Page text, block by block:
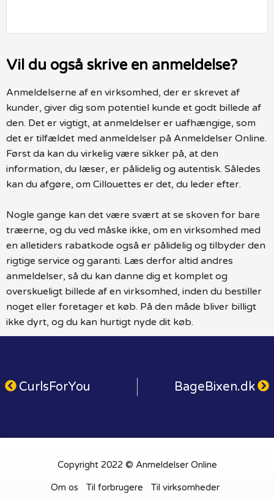
Vil du også skrive en anmeldelse?
Anmeldelserne af en virksomhed, der er skrevet af
kunder, giver dig som potentiel kunde et godt billede af
den. Det er vigtigt, at anmeldelser er uafhængige, som
det er tilfældet med anmeldelser på Anmeldelser Online.
Først da kan du virkelig være sikker på, at den
information, du læser, er pålidelig og autentisk. Således
kan du afgøre, om Cillouettes er det, du leder efter.
Nogle gange kan det være svært at se skoven for bare
træerne, og du ved måske ikke, om en virksomhed med
en alletiders rabatkode også er pålidelig og tilbyder den
rigtige service og garanti. Læs derfor altid andres
anmeldelser, så du kan danne dig et komplet og
overskueligt billede af en virksomhed, inden du bestiller
noget eller foretager et køb. På den måde bliver billigt
ikke dyrt, og du kan hurtigt nyde dit køb.
CurlsForYou BageBixen.dk
Copyright 2022 © Anmeldelser Online
Om os Til forbrugere Til virksomheder